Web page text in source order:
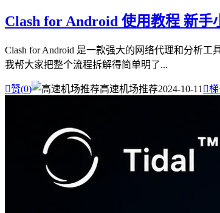
Clash for Android 使用教程 新手
Clash for Android 是一款强大的网络代理和分析
我帮大家把整个流程拆解得简单明了...
赞(0) 高速机场推荐2024-10-11